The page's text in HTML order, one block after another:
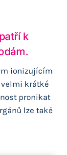
k
ionizujícím
krátké
pronikat
lze také